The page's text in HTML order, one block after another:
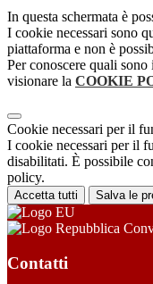
In questa schermata è
I cookie necessari sono
piattaforma e non è
Per conoscere quali
visionare la COOKIE
Cookie necessari per il
I cookie necessari per il
disabilitati. È possibile
policy.
Accetta tutti Salva le
Contatti